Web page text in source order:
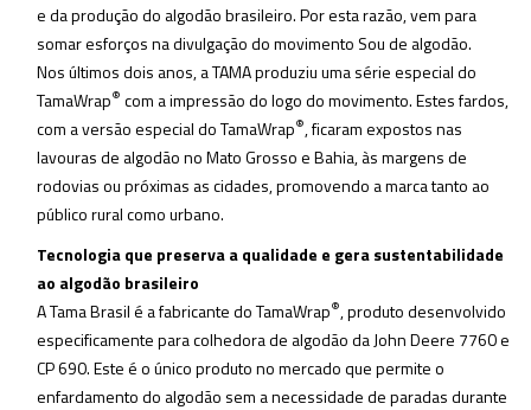
e da produção do algodão brasileiro. Por esta razão, vem para
somar esforços na divulgação do movimento Sou de algodão.
Nos últimos dois anos, a TAMA produziu uma série especial do
TamaWrap® com a impressão do logo do movimento. Estes fardos,
com a versão especial do TamaWrap®, ficaram expostos nas
lavouras de algodão no Mato Grosso e Bahia, às margens de
rodovias ou próximas as cidades, promovendo a marca tanto ao
público rural como urbano.
Tecnologia que preserva a qualidade e gera sustentabilidade
ao algodão brasileiro
A Tama Brasil é a fabricante do TamaWrap®, produto desenvolvido
especificamente para colhedora de algodão da John Deere 7760 e
CP 690. Este é o único produto no mercado que permite o
enfardamento do algodão sem a necessidade de paradas durante